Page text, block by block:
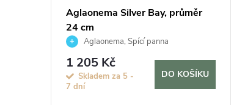
Aglaonema Silver Bay, průměr
24 cm
Aglaonema, Spící panna
1 205 Kč
Skladem za 5 -
7 dní
DO KOŠÍKU